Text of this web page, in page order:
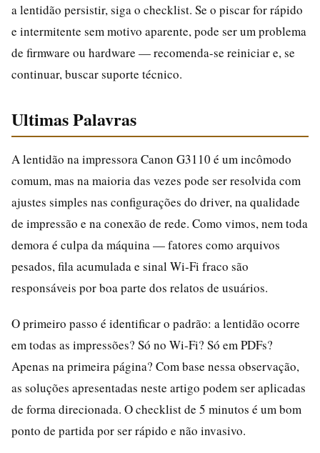
a lentidão persistir, siga o checklist. Se o piscar for rápido
e intermitente sem motivo aparente, pode ser um problema
de firmware ou hardware — recomenda-se reiniciar e, se
continuar, buscar suporte técnico.
Ultimas Palavras
A lentidão na impressora Canon G3110 é um incômodo
comum, mas na maioria das vezes pode ser resolvida com
ajustes simples nas configurações do driver, na qualidade
de impressão e na conexão de rede. Como vimos, nem toda
demora é culpa da máquina — fatores como arquivos
pesados, fila acumulada e sinal Wi‑Fi fraco são
responsáveis por boa parte dos relatos de usuários.
O primeiro passo é identificar o padrão: a lentidão ocorre
em todas as impressões? Só no Wi‑Fi? Só em PDFs?
Apenas na primeira página? Com base nessa observação,
as soluções apresentadas neste artigo podem ser aplicadas
de forma direcionada. O checklist de 5 minutos é um bom
ponto de partida por ser rápido e não invasivo.